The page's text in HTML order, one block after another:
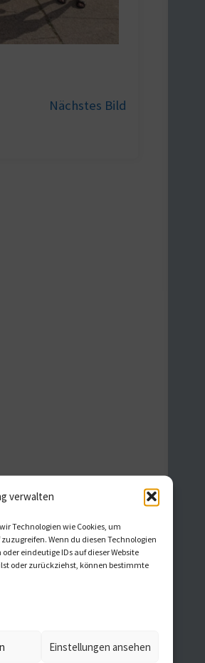
verwalten
Technologien wie Cookies, um
Wenn du diesen Technologien
eindeutige IDs auf dieser Website
oder zurückziehst, können bestimmte
Einstellungen ansehen
Nächstes Bild